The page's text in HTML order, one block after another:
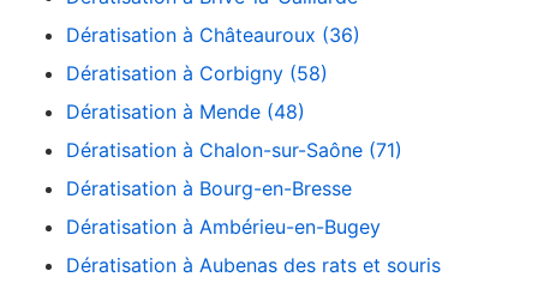
Dératisation à Châteauroux (36)
Dératisation à Corbigny (58)
Dératisation à Mende (48)
Dératisation à Chalon-sur-Saône (71)
Dératisation à Bourg-en-Bresse
Dératisation à Ambérieu-en-Bugey
Dératisation à Aubenas des rats et souris